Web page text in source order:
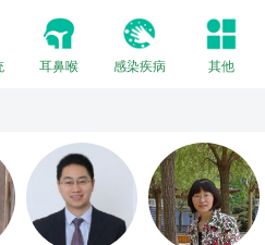
耳鼻喉 感染疾病 其他